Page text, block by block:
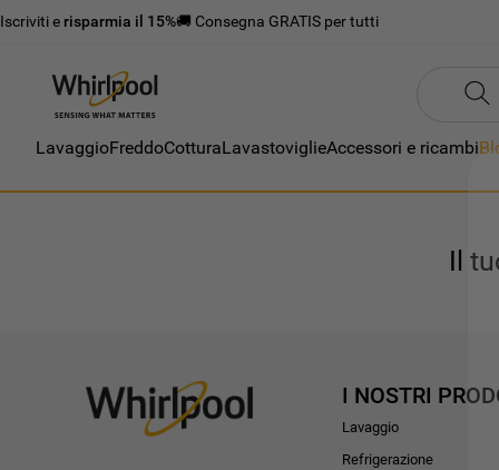
Iscriviti e risparmia il 15%🚚 Consegna GRATIS per tutti
LavaggioFreddoCotturaLavastoviglieAccessori e ricambi
Il
I NOSTRI
Lavaggio
Refrigerazione